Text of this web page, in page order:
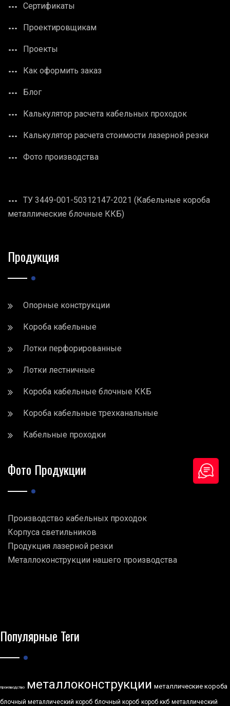
Сертификаты
Проектировщикам
Проекты
Как оформить заказ
Блог
Калькулятор расчета кабельных проходок
Калькулятор расчета стоимости лазерной резки
Фото производства
ТУ 3449-001-50312147-2021 (Кабельные короба
металлические блочные ККБ)
Продукция
Опорные конструкции
Короба кабельные
Лотки перфорированные
Лотки лестничные
Короба кабельные блочные ККБ
Короба кабельные трехканальные
Кабельные проходки
Фото Продукции
Производство кабельных проходок
Корпуса светильников
Продукция лазерной резки
Металлоконструкции нашего производства
Популярные Теги
производство металлоконструкции металлические короба
блочный металлический короб блочный короб короб ккб металлический